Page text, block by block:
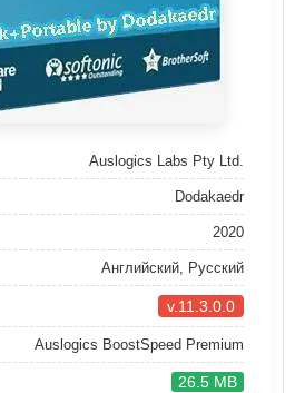
Auslogics Labs Pty Ltd.
Dodakaedr
2020
Английский, Русский
v.11.3.0.0
Auslogics BoostSpeed Premium
26.5 MB